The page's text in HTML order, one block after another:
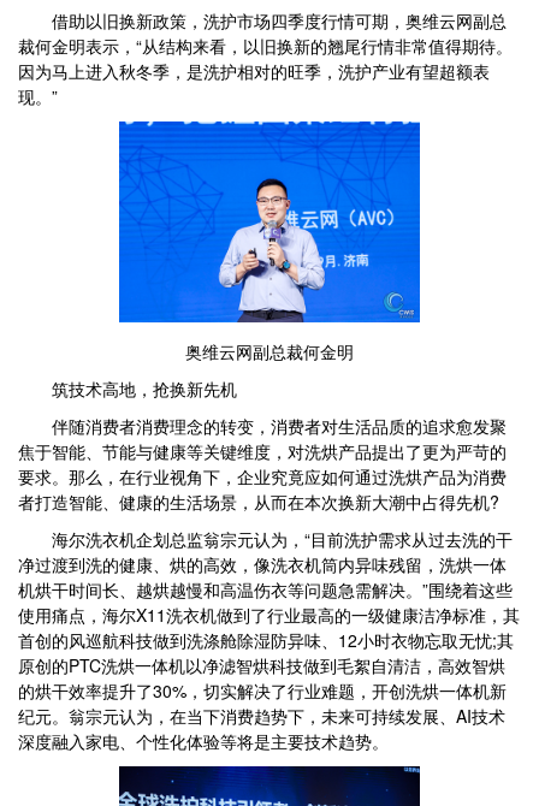
借助以旧换新政策，洗护市场四季度行情可期，奥维云网副总
裁何金明表示，“从结构来看，以旧换新的翘尾行情非常值得期待。
因为马上进入秋冬季，是洗护相对的旺季，洗护产业有望超额表
现。”
奥维云网副总裁何金明
筑技术高地，抢换新先机
伴随消费者消费理念的转变，消费者对生活品质的追求愈发聚
焦于智能、节能与健康等关键维度，对洗烘产品提出了更为严苛的
要求。那么，在行业视角下，企业究竟应如何通过洗烘产品为消费
者打造智能、健康的生活场景，从而在本次换新大潮中占得先机?
海尔洗衣机企划总监翁宗元认为，“目前洗护需求从过去洗的干
净过渡到洗的健康、烘的高效，像洗衣机筒内异味残留，洗烘一体
机烘干时间长、越烘越慢和高温伤衣等问题急需解决。”围绕着这些
使用痛点，海尔X11洗衣机做到了行业最高的一级健康洁净标准，其
首创的风巡航科技做到洗涤舱除湿防异味、12小时衣物忘取无忧;其
原创的PTC洗烘一体机以净滤智烘科技做到毛絮自清洁，高效智烘
的烘干效率提升了30%，切实解决了行业难题，开创洗烘一体机新
纪元。翁宗元认为，在当下消费趋势下，未来可持续发展、AI技术
深度融入家电、个性化体验等将是主要技术趋势。